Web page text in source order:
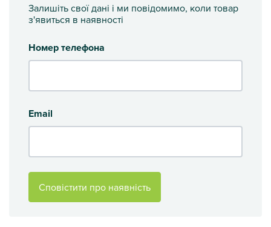
Залишіть свої дані і ми повідомимо, коли товар
з'явиться в наявності
Номер телефона
Email
Сповістити про наявність